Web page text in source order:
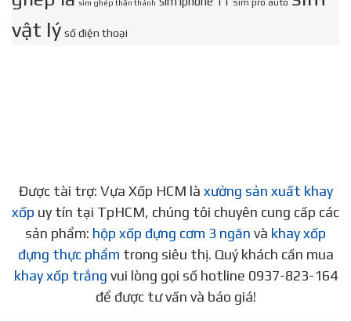
sim ghép thần thánh sim pro auto
vật lý số điện thoại
Được tài trợ: Vựa Xốp HCM là xưởng sản xuất khay
xốp uy tín tại TpHCM, chúng tôi chuyên cung cấp các
sản phẩm: hộp xốp đựng cơm 3 ngăn và khay xốp
đựng thực phẩm trong siêu thị. Quý khách cần mua
khay xốp trắng vui lòng gọi số hotline 0937-823-164
để được tư vấn và báo giá!